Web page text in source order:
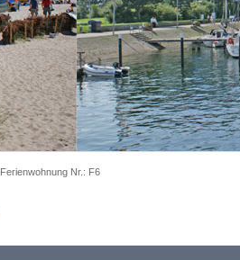
Ferienwohnung Nr.: F6